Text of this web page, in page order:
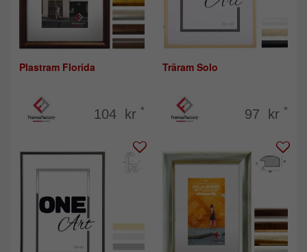
Plastram Florida
104 kr *
Träram Solo
97 kr *